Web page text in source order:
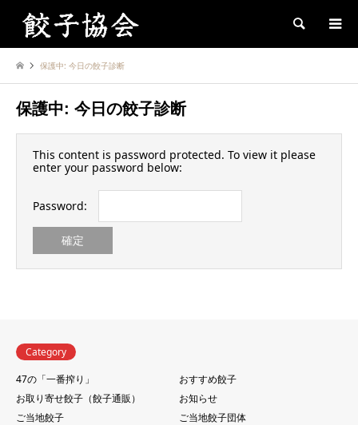
Search
保護中: 今日の餃子診断
保護中: 今日の餃子診断
This content is password protected. To view it please
enter your password below:
Password:
Category
47の「一番搾り」
おすすめ餃子
お取り寄せ餃子（餃子通販）
お知らせ
ご当地餃子
ご当地餃子団体